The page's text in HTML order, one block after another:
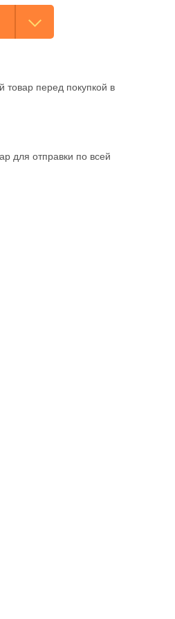
товар перед покупкой в
для отправки по всей